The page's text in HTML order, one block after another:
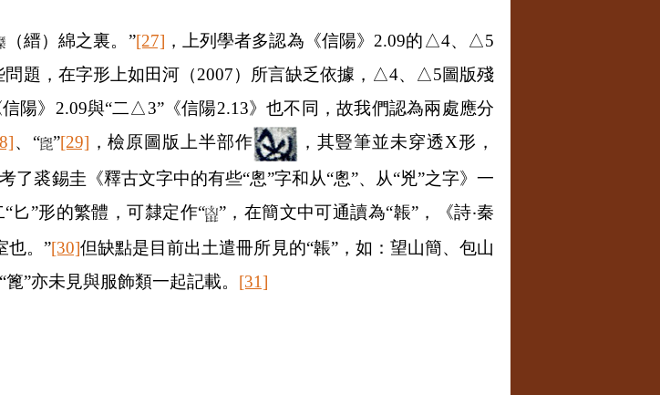
（縉）綿之裏。”[27] ，上列學者多認為《信陽》 2.09的 △4、
△5
題，在字形上如田河（2007）所言缺乏依據， △4、 △5圖版殘
陽》 2.09與“二△3”《信陽2.13》也不同，故我們認為兩處應分
、“ ”[29] ，檢原圖版上半部作 ，其豎筆並未穿透X形，
了裘錫圭《釋古文字中的有些“悤”字和从“悤”、从“兇”之字》一
“匕”形的繁體，可隸定作“ ”，在簡文中可通讀為“韔”，《詩‧秦
也。”[30]但缺點是目前出土遣冊所見的“韔”，如：望山簡、包山
”亦未見與服飾類一起記載。 [31]